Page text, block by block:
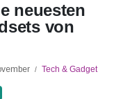
neuesten
von
/ Tech & Gadget